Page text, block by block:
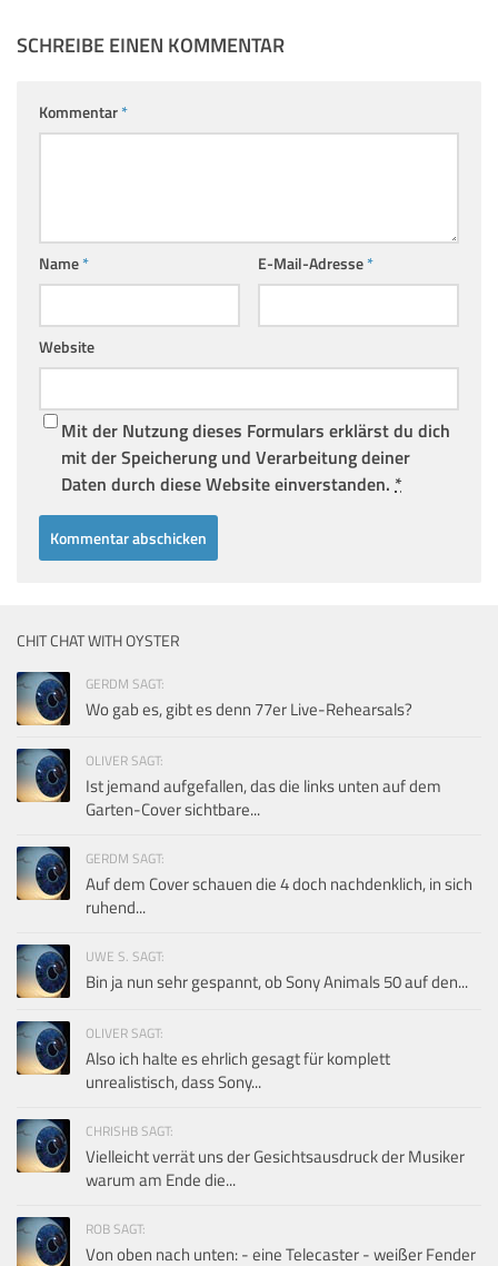
SCHREIBE EINEN KOMMENTAR
Kommentar*
Name* E-Mail-Adresse*
Website
Mit der Nutzung dieses Formulars erklärst du dich
mit der Speicherung und Verarbeitung deiner
Daten durch diese Website einverstanden. *
CHIT CHAT WITH OYSTER
GERDM SAGT:
Wo gab es, gibt es denn 77er Live-Rehearsals?
OLIVER SAGT:
Ist jemand aufgefallen, das die links unten auf dem
Garten-Cover sichtbare...
GERDM SAGT:
Auf dem Cover schauen die 4 doch nachdenklich, in sich
ruhend...
UWE S. SAGT:
Bin ja nun sehr gespannt, ob Sony Animals 50 auf den...
OLIVER SAGT:
Also ich halte es ehrlich gesagt für komplett
unrealistisch, dass Sony...
CHRISHB SAGT:
Vielleicht verrät uns der Gesichtsausdruck der Musiker
warum am Ende die...
ROB SAGT:
Von oben nach unten: - eine Telecaster - weißer Fender